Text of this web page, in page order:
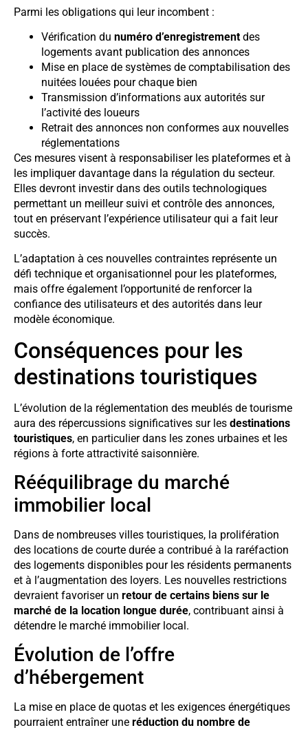
Parmi les obligations qui leur incombent :
Vérification du numéro d’enregistrement des
logements avant publication des annonces
Mise en place de systèmes de comptabilisation des
nuitées louées pour chaque bien
Transmission d’informations aux autorités sur
l’activité des loueurs
Retrait des annonces non conformes aux nouvelles
réglementations
Ces mesures visent à responsabiliser les plateformes et à
les impliquer davantage dans la régulation du secteur.
Elles devront investir dans des outils technologiques
permettant un meilleur suivi et contrôle des annonces,
tout en préservant l’expérience utilisateur qui a fait leur
succès.
L’adaptation à ces nouvelles contraintes représente un
défi technique et organisationnel pour les plateformes,
mais offre également l’opportunité de renforcer la
confiance des utilisateurs et des autorités dans leur
modèle économique.
Conséquences pour les
destinations touristiques
L’évolution de la réglementation des meublés de tourisme
aura des répercussions significatives sur les destinations
touristiques, en particulier dans les zones urbaines et les
régions à forte attractivité saisonnière.
Rééquilibrage du marché
immobilier local
Dans de nombreuses villes touristiques, la prolifération
des locations de courte durée a contribué à la raréfaction
des logements disponibles pour les résidents permanents
et à l’augmentation des loyers. Les nouvelles restrictions
devraient favoriser un retour de certains biens sur le
marché de la location longue durée, contribuant ainsi à
détendre le marché immobilier local.
Évolution de l’offre
d’hébergement
La mise en place de quotas et les exigences énergétiques
pourraient entraîner une réduction du nombre de